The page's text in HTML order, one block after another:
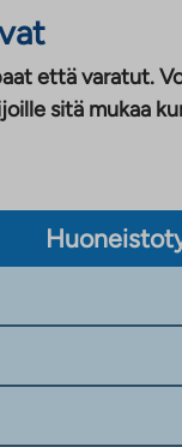
että varatut.
sitä mukaa